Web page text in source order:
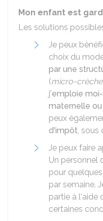
Mon enfant est
Les solutions
Je peux
choix du
par une
(micro-crèche
j'emploie
maternelle
peux
d'impôt, sous
Je peux faire
Un personnel
pour
par semaine.
partie à l'aide
certaines